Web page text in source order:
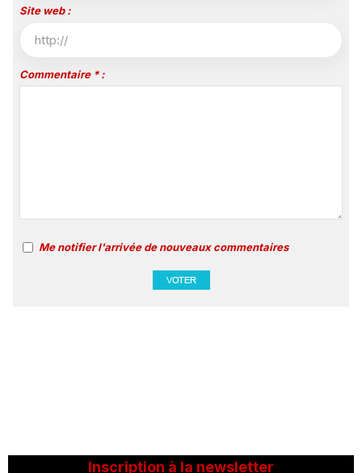
Site web :
Commentaire * :
Me notifier l'arrivée de nouveaux commentaires
Inscription à la newsletter